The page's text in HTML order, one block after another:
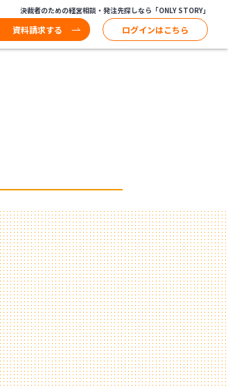
決裁者のための経営相談・発注先探しなら「ONLY STORY」
資料請求する ログインはこちら